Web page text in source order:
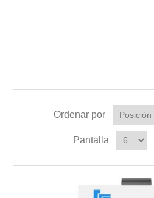
Ordenar por
Pantalla